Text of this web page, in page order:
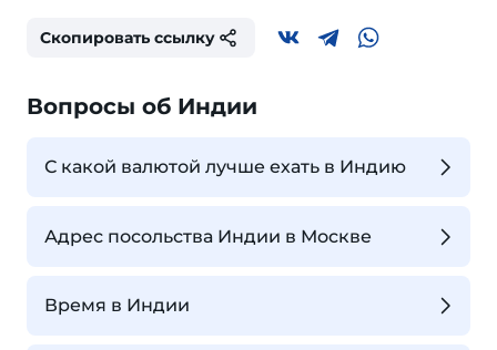
Скопировать ссылку
Вопросы об Индии
С какой валютой лучше ехать в Индию
Адрес посольства Индии в Москве
Время в Индии